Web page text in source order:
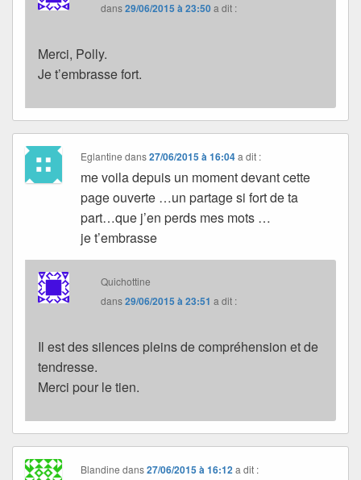
dans29/06/2015 à 23:50a dit :
Merci, Polly.
Je t’embrasse fort.
Eglantine dans27/06/2015 à 16:04 a dit :
me voila depuis un moment devant cette
page ouverte …un partage si fort de ta
part…que j’en perds mes mots …
je t’embrasse
Quichottine
dans29/06/2015 à 23:51 a dit :
Il est des silences pleins de compréhension et de
tendresse.
Merci pour le tien.
Blandine dans27/06/2015 à 16:12 a dit :